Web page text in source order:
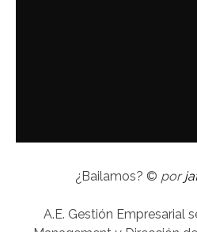
¿Bailamos? © por
A.E. Gestión Empresarial